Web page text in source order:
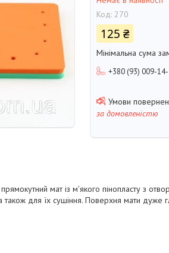
Код: 270
125 ₴
Мінімальна сума
+380 (93) 009-
за домовленістю
прямокутний мат із м'якого пінопласту з
також для їх сушіння. Поверхня мати